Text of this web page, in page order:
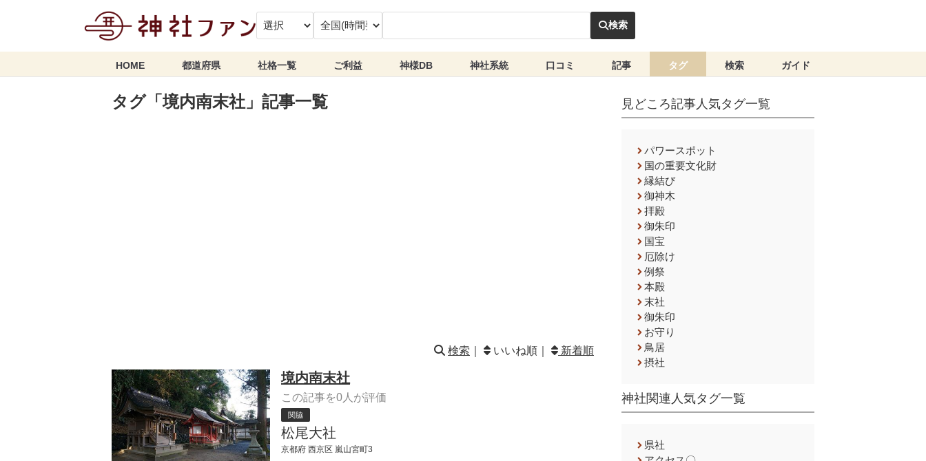
検索
HOME 都道府県 社格一覧 ご利益 神様DB 神社系統 口コミ 記事 タグ 検索 ガイド
タグ「境内南末社」記事一覧
検索 いいね順｜ 新着順
境内南末社
この記事を0人が評価
関脇
松尾大社
京都府 西京区 嵐山宮町3
見どころ記事人気タグ一覧
パワースポット
国の重要文化財
縁結び
御神木
拝殿
御朱印
国宝
厄除け
例祭
本殿
末社
御朱印
お守り
鳥居
摂社
神社関連人気タグ一覧
県社